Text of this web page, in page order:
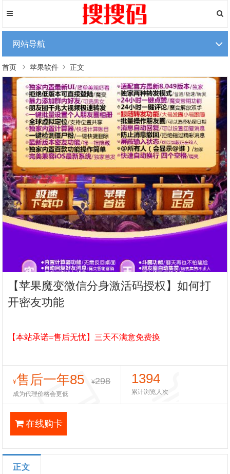
网站导航
首页 苹果软件 正文
【苹果魔变微信分身激活码授权】如何打
开密友功能
【本站承诺=售后无忧】三天不满意免费换
¥售后一年85 ¥298
成为代理价格会更低
1394
累计浏览人次
在线购卡
正文